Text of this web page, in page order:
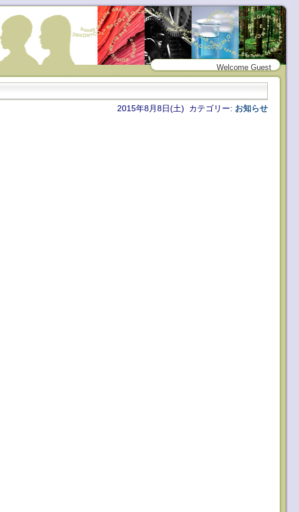
Welcome Guest
2015年8月8日(土) カテゴリー: お知らせ